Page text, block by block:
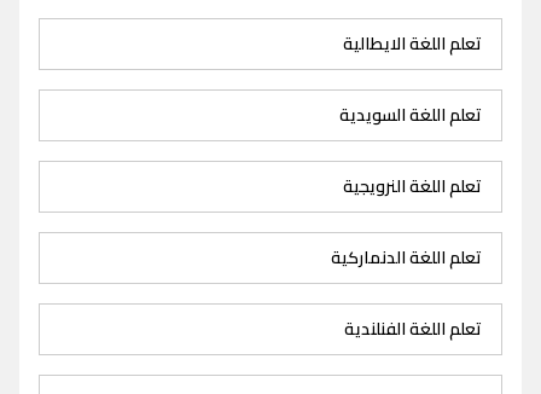
تعلم اللغة الايطالية
تعلم اللغة السويدية
تعلم اللغة النرويجية
تعلم اللغة الدنماركية
تعلم اللغة الفنلندية